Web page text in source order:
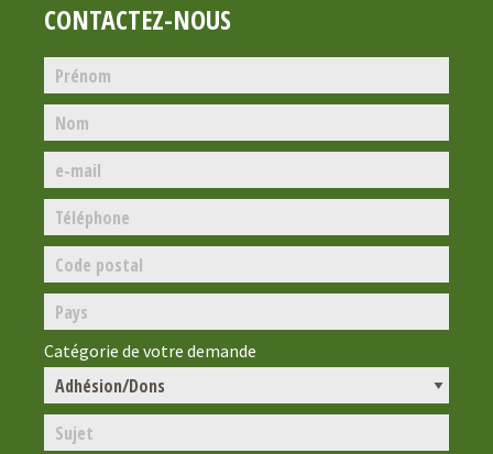
CONTACTEZ-NOUS
Catégorie de votre demande